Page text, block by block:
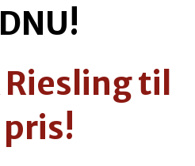
Riesling til